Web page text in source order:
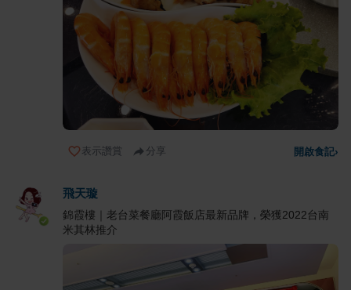
表示讚賞 分享 開啟食記›
飛天璇
錦霞樓｜老台菜餐廳阿霞飯店最新品牌，榮獲2022台南
米其林推介